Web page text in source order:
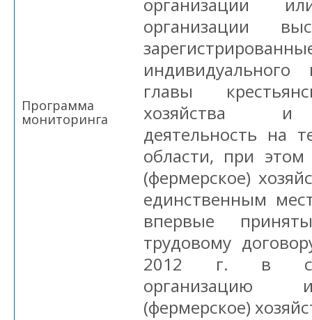
Программа
мониторинга
организации
главы
хозяйства и
деятельность на
области, при этом
(фермерское)
единственным
впервые
трудовому
2012 г. в
организацию
(фермерское)